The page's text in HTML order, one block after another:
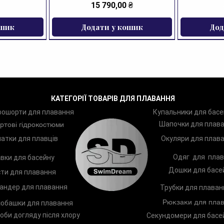
Ціна
15 790,00 ₴
Додати у кошик
Two Шампунь TRISWIM Shampoo Чоловічі
Zoggs Лопатки для плавання Zoggs Дитяче
КАТЕГОРІЇ ТОВАРІВ ДЛЯ ПЛАВАННЯ
для плавання
гідрокостюми
для плавців
Купальники для
Шапочки для
Окуляри для
для басейну
для плавання
Одяг для
Дошки для
для плавання
для плавання
догляду після хлору
Трубки для
Рюкзаки для
Секундомери для